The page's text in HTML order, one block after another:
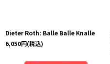
Dieter Roth: Balle Balle Knalle
6,050円(税込)